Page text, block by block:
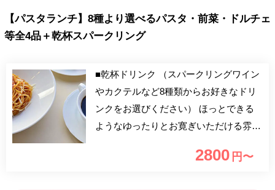
【パスタランチ】8種より選べるパスタ・前菜・ドルチェ
等全4品＋乾杯スパークリング
■乾杯ドリンク （スパークリングワイン
やカクテルなど8種類からお好きなドリ
ンクをお選びください） ほっとできる
ようなゆったりとお寛ぎいただける雰囲
は、季節に合わせ、こだわりぬいた食材
2800 円〜